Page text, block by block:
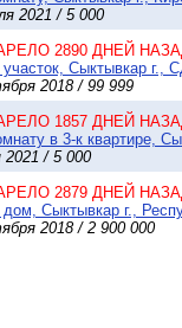
2021 / 5 000
2890 ДНЕЙ
Сыктывкар г.,
2018 / 99 999
1857 ДНЕЙ
в 3-к квартире,
/ 5 000
2879 ДНЕЙ
Сыктывкар г.,
2018 / 2 900 000